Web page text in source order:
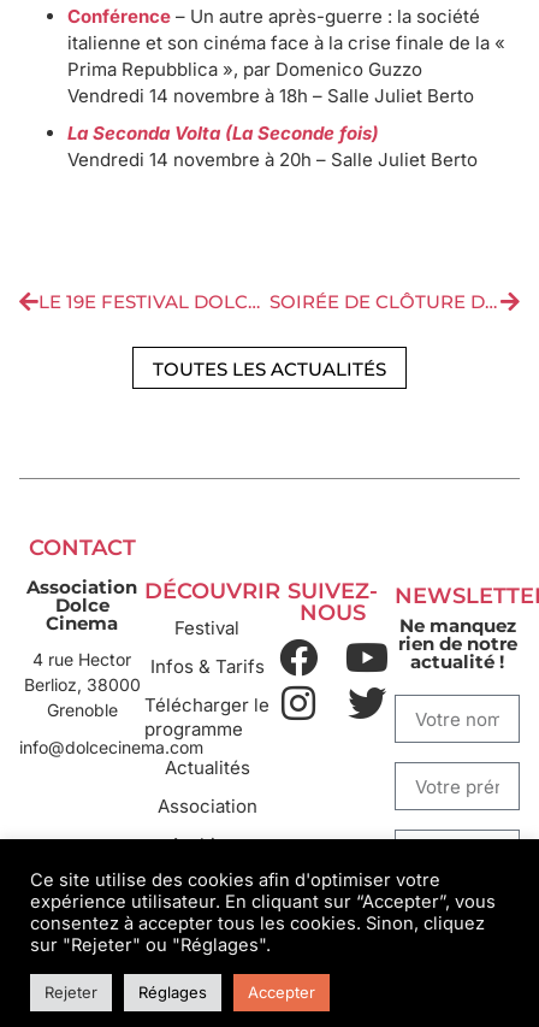
Conférence – Un autre après-guerre : la société
italienne et son cinéma face à la crise finale de la «
Prima Repubblica », par Domenico Guzzo
Vendredi 14 novembre à 18h – Salle Juliet Berto
La Seconda Volta (La Seconde fois)
Vendredi 14 novembre à 20h – Salle Juliet Berto
LE 19E FESTIVAL DOLCE CINEMA AURA LIEU DU 8 AU 30 NOVEMBRE 2025 SOIRÉE DE CLÔTURE DU FESTIVAL : RENDEZ-VOUS À LA BELLE ÉLECTRIQUE LE 20 NOVEMBRE !
TOUTES LES ACTUALITÉS
CONTACT
Association
Dolce
Cinema
4 rue Hector
Berlioz, 38000
Grenoble
info@dolcecinema.com
DÉCOUVRIR
Festival
Infos & Tarifs
Télécharger le
programme
Actualités
Association
Archives
SUIVEZ-
NOUS
Ne manquez
rien de notre
actualité !
S'INSCRIRE
Ce site utilise des cookies afin d'optimiser votre
expérience utilisateur. En cliquant sur “Accepter”, vous
consentez à accepter tous les cookies. Sinon, cliquez
sur "Rejeter" ou "Réglages".
Rejeter Réglages Accepter